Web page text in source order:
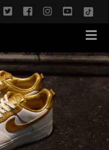
twitterfacebookinstagram